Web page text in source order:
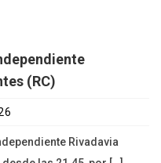
(RC)
Rivadavia